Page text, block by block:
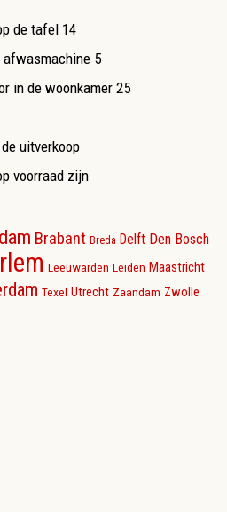
de tafel 14
afwasmachine 5
in de woonkamer 25
uitverkoop
voorraad zijn
Brabant Breda Delft Den Bosch
Leeuwarden Leiden Maastricht
Texel Utrecht Zaandam Zwolle